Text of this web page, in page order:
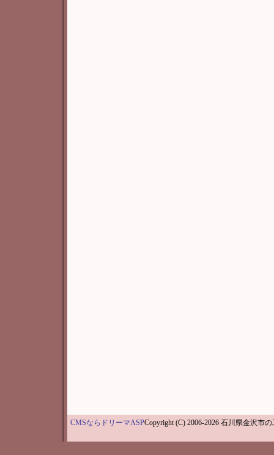
CMSならドリーマASPCopyright (C) 2006-2026 石川県金沢市